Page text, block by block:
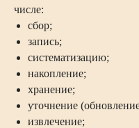
числе:
сбор;
запись;
систематизацию;
накопление;
хранение;
уточнение
извлечение;